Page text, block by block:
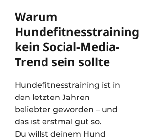
Warum
Hundefitnesstraining
kein Social-Media-
Trend sein sollte
Hundefitnesstraining ist in
den letzten Jahren
beliebter geworden – und
das ist erstmal gut so.
Du willst deinem Hund